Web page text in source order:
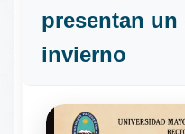
presentan
invierno